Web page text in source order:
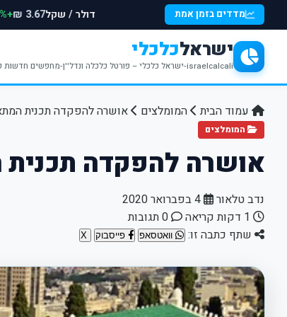
מדדים בזמן אמת דולר / שקל3.67 ₪
ישראלכלכלי
israelcalcali-ישראל כלכלי – פורטל כלכלה ונדל''ן-מחפשים חדשות כלכליות עדכניות? האתר ישראל כלכלי מציע עדכונים וחדשות שבתחומי הכלכלה הפיננסים והנדל''ן
עמוד הבית המומלצים אושרה להפקדה תכנית
המומלצים
אושרה להפקדה תכנית
נדב טלאור
שתף כתבה זו:
וואטסאפ פייסבוק